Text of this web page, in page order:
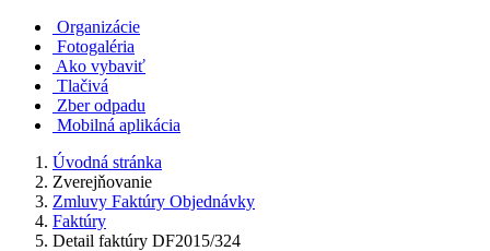
Organizácie
Fotogaléria
Ako vybaviť
Tlačivá
Zber odpadu
Mobilná aplikácia
Úvodná stránka
Zverejňovanie
Zmluvy Faktúry Objednávky
Faktúry
Detail faktúry DF2015/324